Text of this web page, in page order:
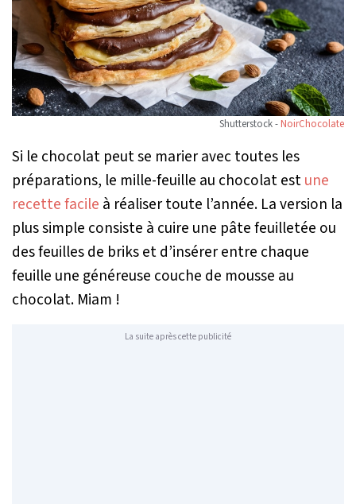
Shutterstock - NoirChocolate
Si le chocolat peut se marier avec toutes les
préparations, le mille-feuille au chocolat estune
recette facile à réaliser toute l’année. La version la
plus simple consiste à cuire une pâte feuilletée ou
des feuilles de briks et d’insérer entre chaque
feuille une généreuse couche de mousse au
chocolat. Miam !
La suite après cette publicité